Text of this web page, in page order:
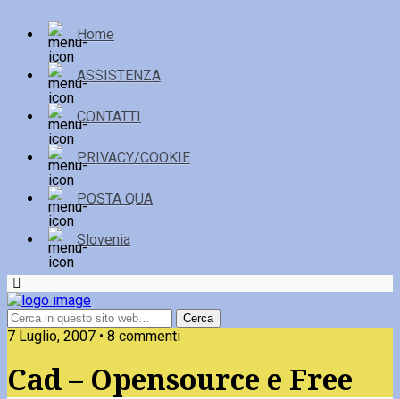
Home
ASSISTENZA
CONTATTI
PRIVACY/COOKIE
POSTA QUA
Slovenia
7 Luglio, 2007 • 8 commenti
Cad – Opensource e Free